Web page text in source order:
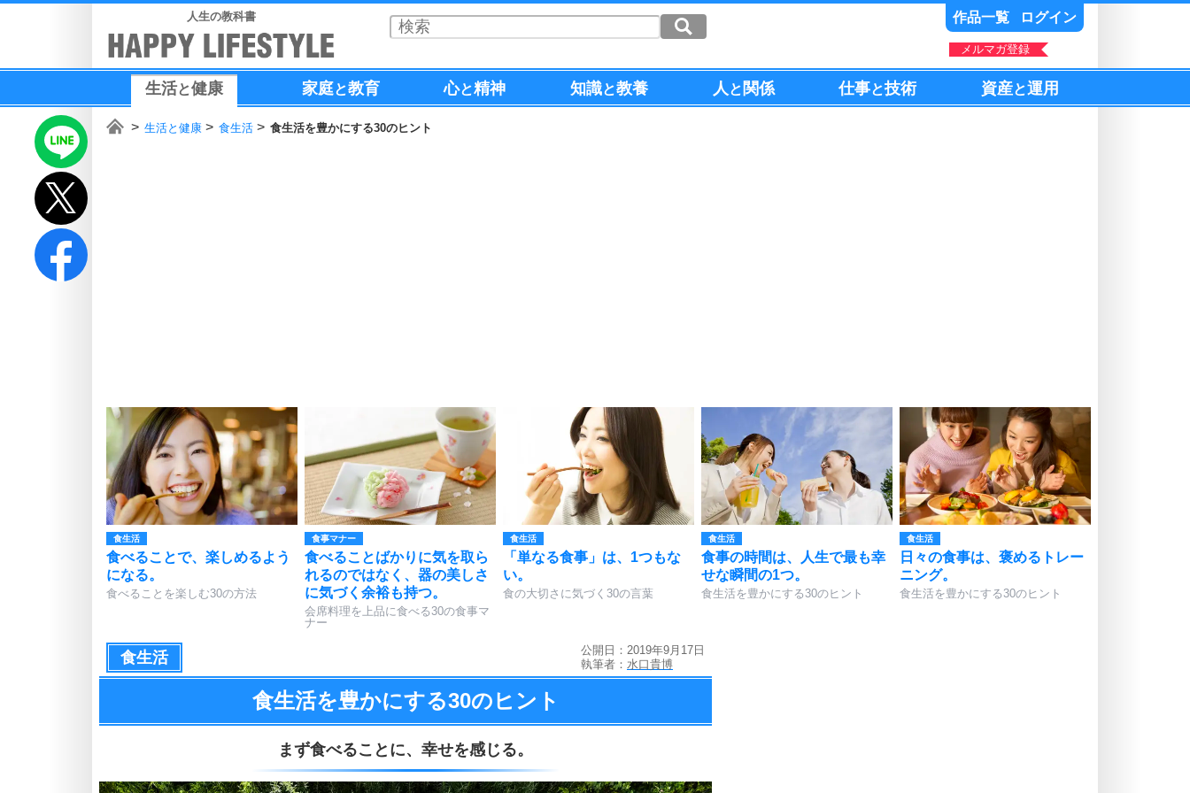
人生の教科書 作品一覧 ログイン
メルマガ登録
生活と健康 家庭と教育 心と精神 知識と教養 人と 関係 仕事と技術 資産と運用
生活と健康 食生活 食生活を豊かにする30のヒント
食生活
食べることで、楽しめるよう
になる。
食べることを楽しむ30の方法
食事マナー
食べることばかりに気を取ら
れるのではなく、器の美しさ
に気づく余裕も持つ。
会席料理を上品に食べる30の食事マ
ナー
食生活
「単なる食事」は、1つもな
い。
食の大切さに気づく30の言葉
食生活
食事の時間は、人生で最も幸
せな瞬間の1つ。
食生活を豊かにする30のヒント
食生活
日々の食事は、褒めるトレー
ニング。
食生活を豊かにする30のヒント
食生活
公開日：2019年9月17日
執筆者： 水口貴博
食生活を豊かにする30のヒント
まず食べることに、 幸せを感じる。